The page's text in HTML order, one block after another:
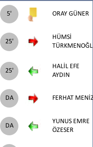
5' ORAY GÜNER
25'
HÜMSİ
25'
HALİL EFE
AYDIN
DA FERHAT
DA
YUNUS EMRE
ÖZESER